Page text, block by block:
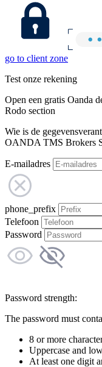
go to client zone
Test onze rekening
Open een gratis Oanda
Rodo section
Wie is de
OANDA TMS Brokers
E-mailadres
phone_prefix
Telefoon
Password
Password strength:
The password must
8 or more
Uppercase and
At least one digit